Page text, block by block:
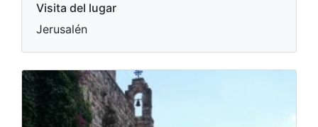
Visita del lugar
Jerusalén